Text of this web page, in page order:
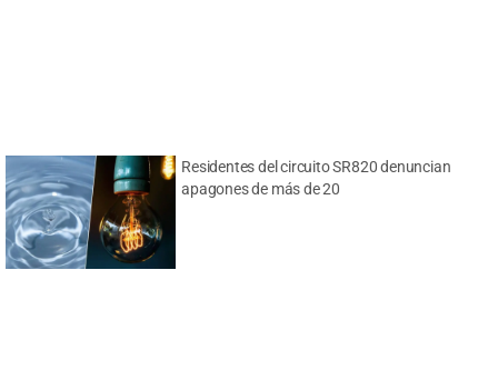
Residentes del circuito SR820 denuncian
apagones de más de 20